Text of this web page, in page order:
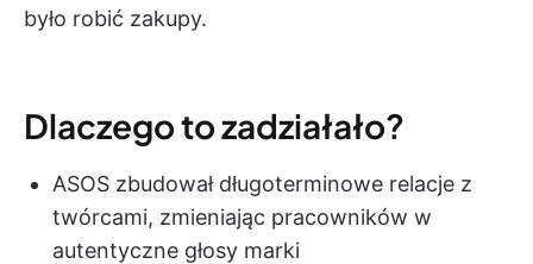
było robić zakupy.
Dlaczego to zadziałało?
ASOS zbudował długoterminowe relacje z
twórcami, zmieniając pracowników w
autentyczne głosy marki